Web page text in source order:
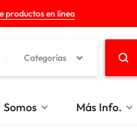
productos en línea
Categorías
Somos Más Info.